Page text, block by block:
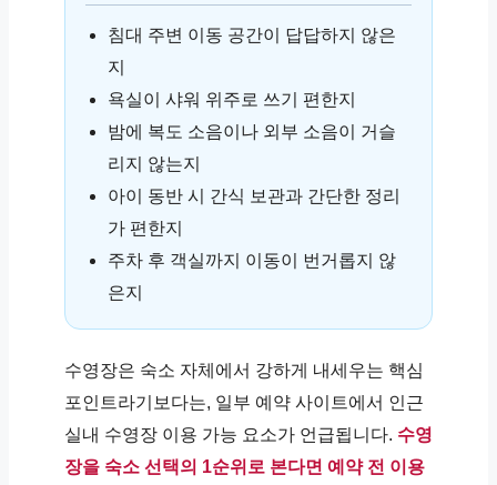
침대 주변 이동 공간이 답답하지 않은
지
욕실이 샤워 위주로 쓰기 편한지
밤에 복도 소음이나 외부 소음이 거슬
리지 않는지
아이 동반 시 간식 보관과 간단한 정리
가 편한지
주차 후 객실까지 이동이 번거롭지 않
은지
수영장은 숙소 자체에서 강하게 내세우는 핵심
포인트라기보다는, 일부 예약 사이트에서 인근
실내 수영장 이용 가능 요소가 언급됩니다. 수영
장을 숙소 선택의 1순위로 본다면 예약 전 이용